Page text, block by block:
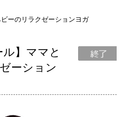
ビーのリラクゼーションヨガ
ル】ママと
ーション